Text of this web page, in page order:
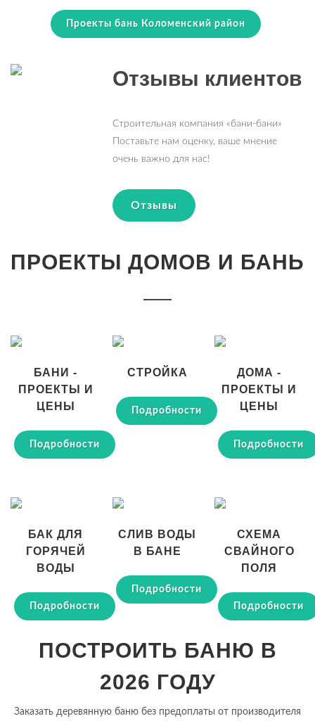
Проекты бань Коломенский район
Отзывы клиентов
Строительная компания «бани-бани»
Поставьте нам оценку, ваше мнение
очень важно для нас!
Отзывы
ПРОЕКТЫ ДОМОВ И БАНЬ
БАНИ -
ПРОЕКТЫ И
ЦЕНЫ
Подробности
СТРОЙКА
Подробности
ДОМА -
ПРОЕКТЫ И
ЦЕНЫ
Подробности
БАК ДЛЯ
ГОРЯЧЕЙ
ВОДЫ
Подробности
СЛИВ ВОДЫ
В БАНЕ
Подробности
СХЕМА
СВАЙНОГО
ПОЛЯ
Подробности
ПОСТРОИТЬ БАНЮ В
2026 ГОДУ
Заказать деревянную баню без предоплаты от производителя